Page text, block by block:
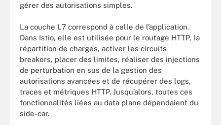
gérer des autorisations simples.
La couche L7 correspond à celle de l’application.
Dans Istio, elle est utilisée pour le routage HTTP, la
répartition de charges, activer les circuits
breakers, placer des limites, réaliser des injections
de perturbation en sus de la gestion des
autorisations avancées et de récupérer des logs,
traces et métriques HTTP. Jusqu’alors, toutes ces
fonctionnalités liées au data plane dépendaient du
side-car.